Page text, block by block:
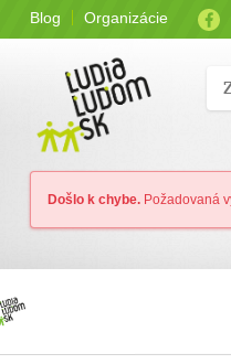
Blog Organizácie
Došlo k chybe. Požadovaná